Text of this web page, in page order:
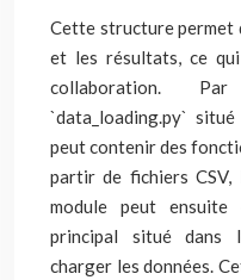
Cette structure permet
et les résultats, ce
collaboration.
`data_loading.py`
peut contenir des
partir de fichiers CSV,
module peut
principal situé dans
charger les données.